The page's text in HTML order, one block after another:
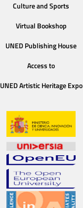
Culture and Sports
Virtual Bookshop
UNED Publishing House
Access to
UNED Artistic Heritage Expo